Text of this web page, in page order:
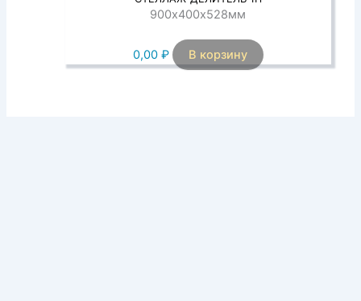
900х400х528мм
0,00 ₽ В корзину